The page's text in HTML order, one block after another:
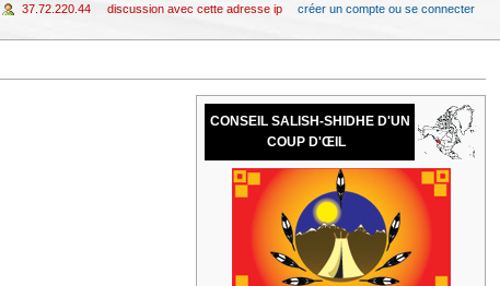
CONSEIL SALISH-SHIDHE D'UN
COUP D'ŒIL
37.72.220.44 discussion avec cette adresse ip créer un compte ou se connecter